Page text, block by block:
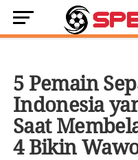
5 Pemain
Indonesia
Saat
4 Bikin